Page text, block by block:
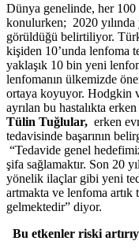
Dünya genelinde, her 100
konulurken; 2020 yılında
görüldüğü belirtiliyor.
kişiden 10’unda lenfoma
yaklaşık 10 bin yeni
lenfomanın ülkemizde
ortaya koyuyor. Hodgkin
ayrılan bu hastalıkta
Tülin Tuğlular, erken
tedavisinde başarının
“Tedavide genel
şifa sağlamaktır. Son 20
yönelik ilaçlar gibi yeni
artmakta ve lenfoma
gelmektedir” diyor.
Bu etkenler riski